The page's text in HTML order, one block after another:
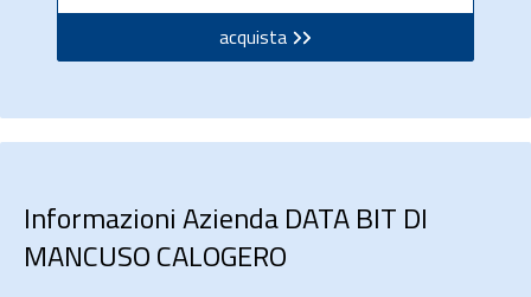
acquista
Informazioni Azienda DATA BIT DI
MANCUSO CALOGERO